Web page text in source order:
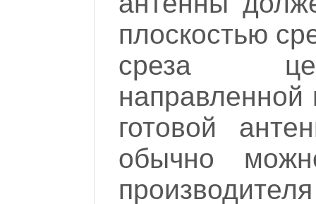
плоскостью
среза
направленной
готовой
обычно